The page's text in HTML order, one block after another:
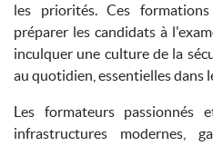
les priorités. Ces
préparer les candidats à
inculquer une culture de la
au quotidien, essentielles dans
Les formateurs passionnés
infrastructures modernes,